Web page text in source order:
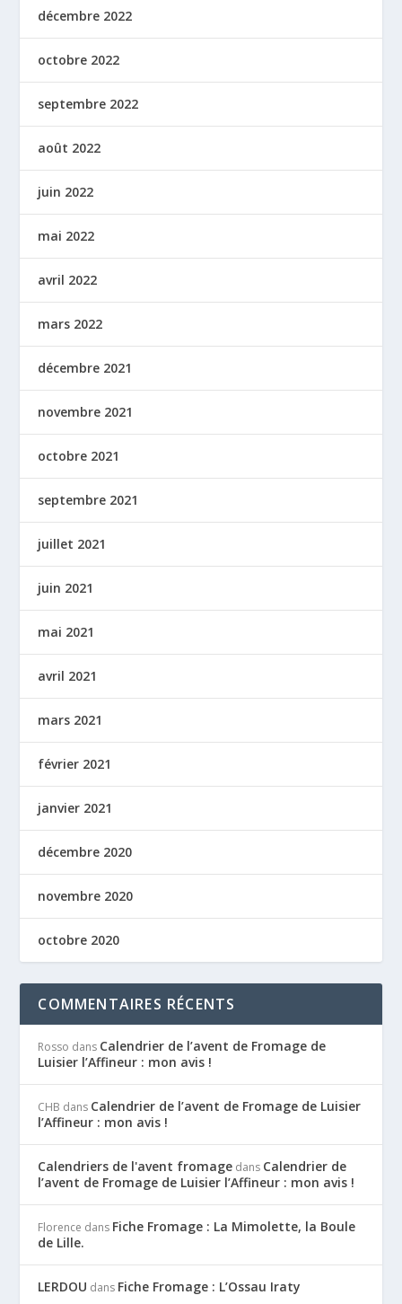
décembre 2022
octobre 2022
septembre 2022
août 2022
juin 2022
mai 2022
avril 2022
mars 2022
décembre 2021
novembre 2021
octobre 2021
septembre 2021
juillet 2021
juin 2021
mai 2021
avril 2021
mars 2021
février 2021
janvier 2021
décembre 2020
novembre 2020
octobre 2020
COMMENTAIRES RÉCENTS
Rosso dans Calendrier de l’avent de Fromage de
Luisier l’Affineur : mon avis !
CHB dans Calendrier de l’avent de Fromage de Luisier
l’Affineur : mon avis !
Calendriers de l'avent fromage dans Calendrier de
l’avent de Fromage de Luisier l’Affineur : mon avis !
Florence dans Fiche Fromage : La Mimolette, la Boule
de Lille.
LERDOU dans Fiche Fromage : L’Ossau Iraty